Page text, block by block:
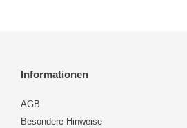
Informationen
AGB
Besondere Hinweise